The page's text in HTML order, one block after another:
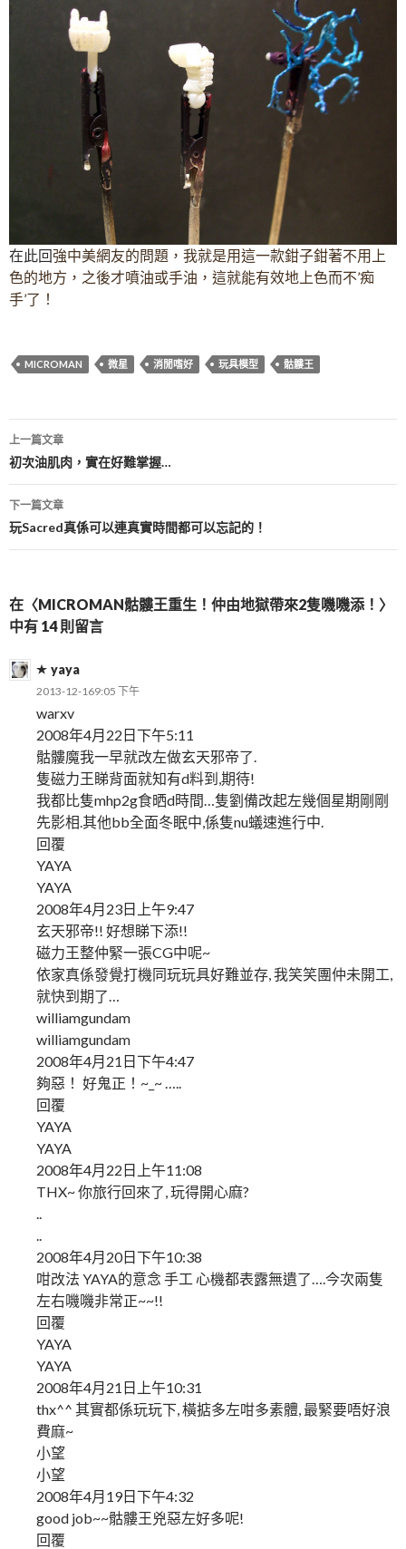
在此回強中美網友的問題，我就是用這一款鉗子鉗著不用上
色的地方，之後才噴油或手油，這就能有效地上色而不’痴
手’了！
MICROMAN 微星 消閒嗜好 玩具模型 骷髏王
文
章
導
覽
上一篇文章
初次油肌肉，實在好難掌握…
下一篇文章
玩Sacred真係可以連真實時間都可以忘記的！
在〈MICROMAN骷髏王重生！仲由地獄帶來2隻嘰嘰添！〉
中有 14 則留言
yaya
2013-12-169:05 下午
warxv
2008年4月22日下午5:11
骷髏魔我一早就改左做玄天邪帝了.
隻磁力王睇背面就知有d料到,期待!
我都比隻mhp2g食晒d時間…隻劉備改起左幾個星期剛剛
先影相.其他bb全面冬眠中,係隻nu蟻速進行中.
回覆
YAYA
YAYA
2008年4月23日上午9:47
玄天邪帝!! 好想睇下添!!
磁力王整仲緊一張CG中呢~
依家真係發覺打機同玩玩具好難並存, 我笑笑團仲未開工,
就快到期了…
williamgundam
williamgundam
2008年4月21日下午4:47
夠惡！ 好鬼正！~_~ …..
回覆
YAYA
YAYA
2008年4月22日上午11:08
THX~ 你旅行回來了, 玩得開心麻?
..
..
2008年4月20日下午10:38
咁改法 YAYA的意念 手工 心機都表露無遺了….今次兩隻
左右嘰嘰非常正~~!!
回覆
YAYA
YAYA
2008年4月21日上午10:31
thx^^ 其實都係玩玩下, 橫掂多左咁多素體, 最緊要唔好浪
費麻~
小望
小望
2008年4月19日下午4:32
good job~~骷髏王兇惡左好多呢!
回覆